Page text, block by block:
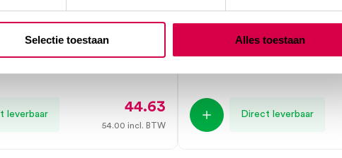
Selectie toestaan Alles toestaan
non-
wit, anti-slip (100)
leverbaar 44.63
54.00 incl. BTW
hy@pro L2P 5.6 latex
S, poedervrij, wit,
Direct leverbaar